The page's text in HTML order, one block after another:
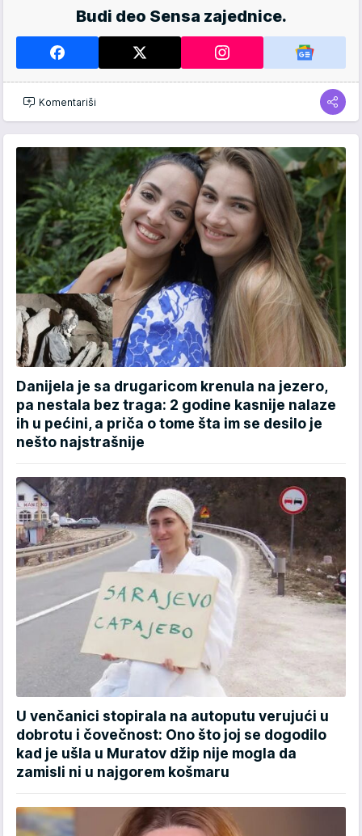
Budi deo Sensa zajednice.
Komentariši
Danijela je sa drugaricom krenula na jezero,
pa nestala bez traga: 2 godine kasnije nalaze
ih u pećini, a priča o tome šta im se desilo je
nešto najstrašnije
U venčanici stopirala na autoputu verujući u
dobrotu i čovečnost: Ono što joj se dogodilo
kad je ušla u Muratov džip nije mogla da
zamisli ni u najgorem košmaru